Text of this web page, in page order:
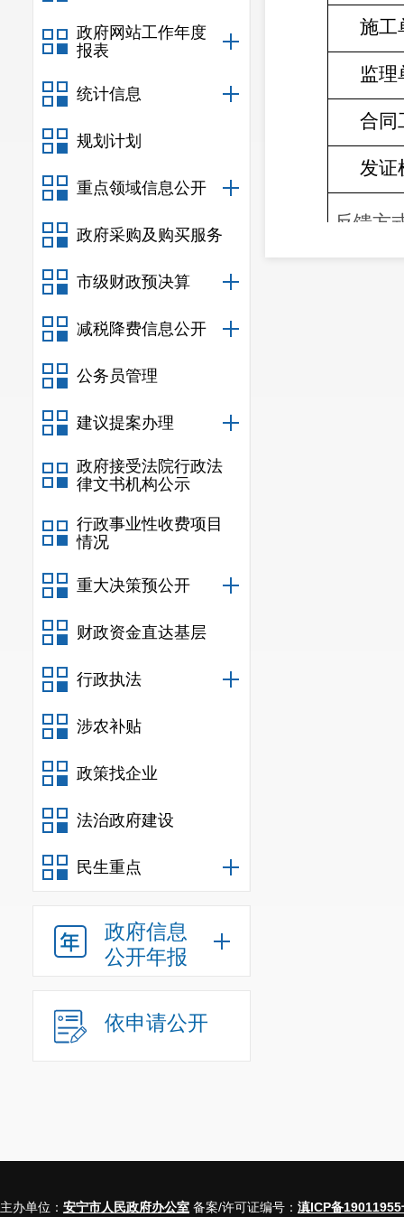
政府网站工作年度
报表
统计信息
规划计划
重点领域信息公开
政府采购及购买服务
市级财政预决算
减税降费信息公开
公务员管理
建议提案办理
政府接受法院行政法
律文书机构公示
行政事业性收费项目
情况
重大决策预公开
财政资金直达基层
行政执法
涉农补贴
政策找企业
法治政府建设
民生重点
政府信息
公开年报
依申请公开
施工
监理
合同
发证
反馈方
主办单位： 安宁市人民政府办公室 备案/许可证编号： 滇ICP备